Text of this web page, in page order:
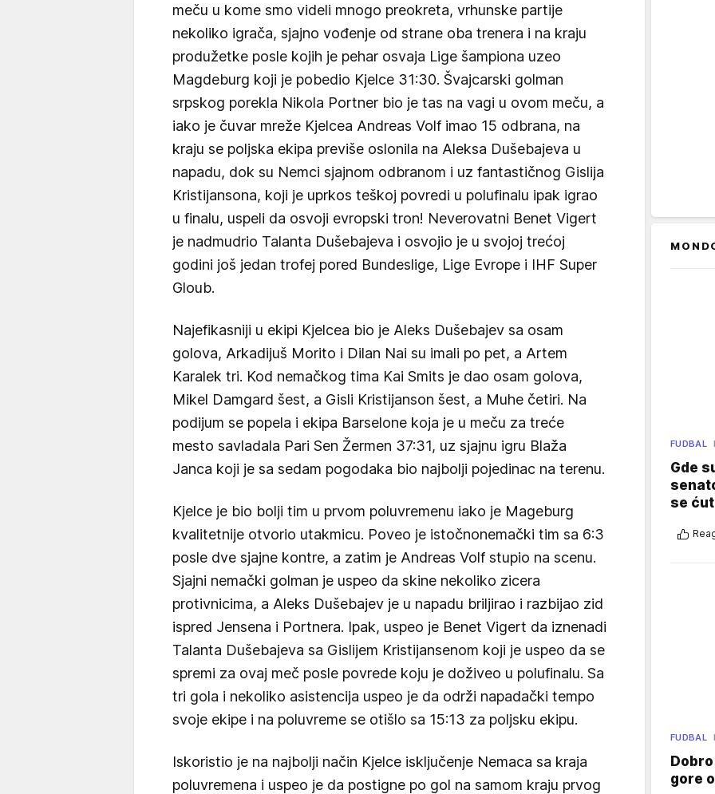
meču u kome smo videli mnogo preokreta, vrhunske partije
nekoliko igrača, sjajno vođenje od strane oba trenera i na kraju
produžetke posle kojih je pehar osvaja Lige šampiona uzeo
Magdeburg koji je pobedio Kjelce 31:30. Švajcarski golman
srpskog porekla Nikola Portner bio je tas na vagi u ovom meču, a
iako je čuvar mreže Kjelcea Andreas Volf imao 15 odbrana, na
kraju se poljska ekipa previše oslonila na Aleksa Dušebajeva u
napadu, dok su Nemci sjajnom odbranom i uz fantastičnog Gislija
Kristijansona, koji je uprkos teškoj povredi u polufinalu ipak igrao
u finalu, uspeli da osvoji evropski tron! Neverovatni Benet Vigert
je nadmudrio Talanta Dušebajeva i osvojio je u svojoj trećoj
godini još jedan trofej pored Bundeslige, Lige Evrope i IHF Super
Gloub.
Najefikasniji u ekipi Kjelcea bio je Aleks Dušebajev sa osam
golova, Arkadijuš Morito i Dilan Nai su imali po pet, a Artem
Karalek tri. Kod nemačkog tima Kai Smits je dao osam golova,
Mikel Damgard šest, a Gisli Kristijanson šest, a Muhe četiri. Na
podijum se popela i ekipa Barselone koja je u meču za treće
mesto savladala Pari Sen Žermen 37:31, uz sjajnu igru Blaža
Janca koji je sa sedam pogodaka bio najbolji pojedinac na terenu.
Kjelce je bio bolji tim u prvom poluvremenu iako je Mageburg
kvalitetnije otvorio utakmicu. Poveo je istočnonemački tim sa 6:3
posle dve sjajne kontre, a zatim je Andreas Volf stupio na scenu.
Sjajni nemački golman je uspeo da skine nekoliko zicera
protivnicima, a Aleks Dušebajev je u napadu briljirao i razbijao zid
ispred Jensena i Portnera. Ipak, uspeo je Benet Vigert da iznenadi
Talanta Dušebajeva sa Gislijem Kristijansenom koji je uspeo da se
spremi za ovaj meč posle povrede koju je doživeo u polufinalu. Sa
tri gola i nekoliko asistencija uspeo je da održi napadački tempo
svoje ekipe i na poluvreme se otišlo sa 15:13 za poljsku ekipu.
Iskoristio je na najbolji način Kjelce isključenje Nemaca sa kraja
poluvremena i uspeo je da postigne po gol na samom kraju prvog
FUDBAL
Gde
se
FUDBAL
gore